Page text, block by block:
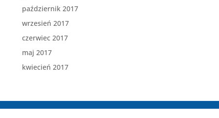
październik 2017
wrzesień 2017
czerwiec 2017
maj 2017
kwiecień 2017